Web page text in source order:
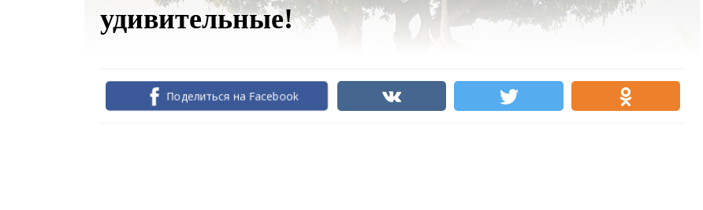
удивительные!
Поделиться на Facebook